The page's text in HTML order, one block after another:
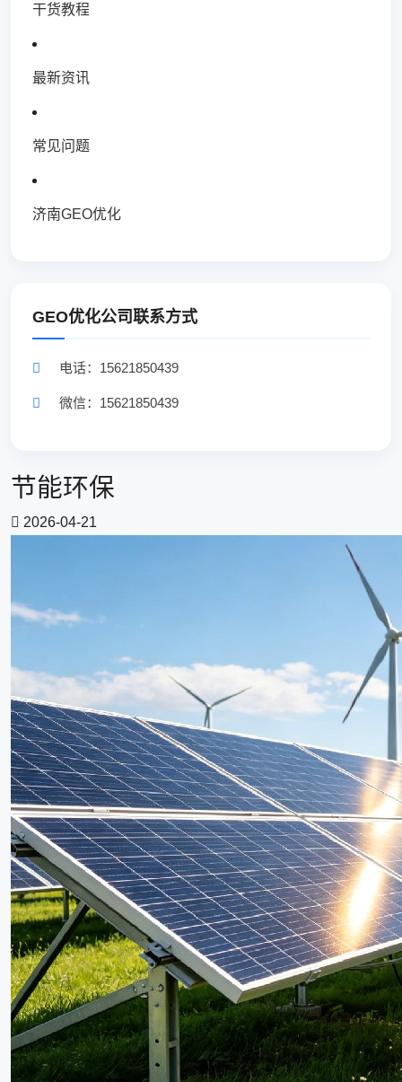
干货教程
最新资讯
常见问题
济南GEO优化
GEO优化公司联系方式
电话：15621850439
微信：15621850439
节能环保
2026-04-21